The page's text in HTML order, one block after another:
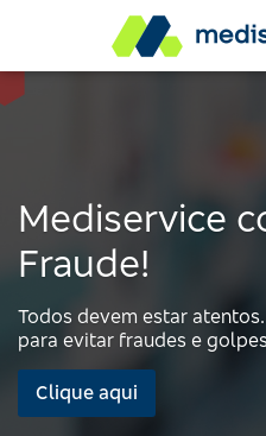
Mediservice
Fraude!
Todos devem estar
para evitar fraudes e
Clique aqui